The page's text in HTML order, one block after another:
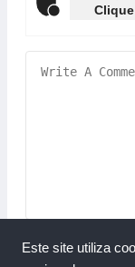
Este site utiliza